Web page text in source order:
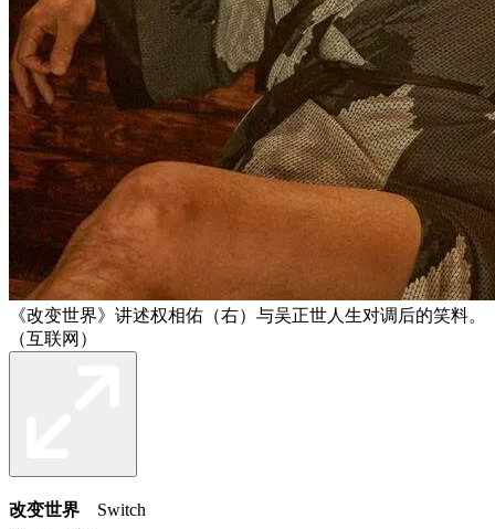
《改变世界》讲述权相佑（右）与吴正世人生对调后的笑料。
（互联网）
改变世界 Switch